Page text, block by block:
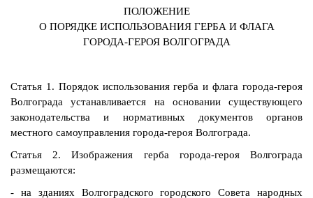
ПОЛОЖЕНИЕ
О ПОРЯДКЕ ИСПОЛЬЗОВАНИЯ ГЕРБА И ФЛАГА
ГОРОДА-ГЕРОЯ ВОЛГОГРАДА
Статья 1. Порядок использования герба и флага города-героя
Волгограда устанавливается на основании существующего
законодательства и нормативных документов органов
местного самоуправления города-героя Волгограда.
Статья 2. Изображения герба города-героя Волгограда
размещаются:
- на зданиях Волгоградского городского Совета народных